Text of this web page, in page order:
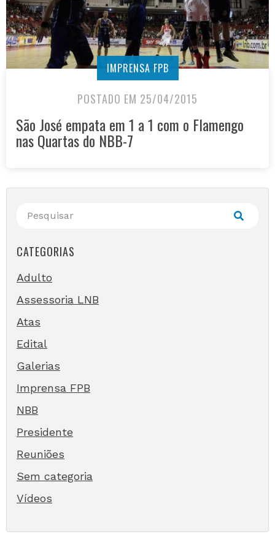
IMPRENSA FPB
POSTADO EM 25/04/2015
São José empata em 1 a 1 com o Flamengo
nas Quartas do NBB-7
CATEGORIAS
Adulto
Assessoria LNB
Atas
Edital
Galerias
Imprensa FPB
NBB
Presidente
Reuniões
Sem categoria
Vídeos